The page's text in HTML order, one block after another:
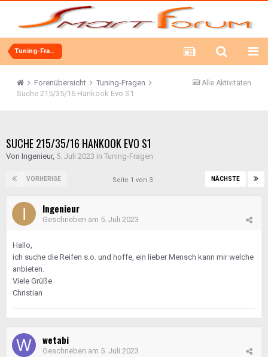
Tuning-Fragen
Alle Aktivitäten
Forenübersicht
Tuning-Fragen
Suche 215/35/16 Hankook Evo S1
SUCHE 215/35/16 HANKOOK EVO S1
Von Ingenieur, 5. Juli 2023 in Tuning-Fragen
VORHERIGE NÄCHSTE
Seite 1 von 3
Ingenieur
Geschrieben am 5. Juli 2023
Hallo,
ich suche die Reifen s.o. und hoffe, ein lieber Mensch kann mir welche
anbieten.
Viele Grüße
Christian
wetabi
Geschrieben am 5. Juli 2023